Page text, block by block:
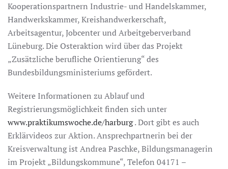
Kooperationspartnern Industrie- und Handelskammer,
Handwerkskammer, Kreishandwerkerschaft,
Arbeitsagentur, Jobcenter und Arbeitgeberverband
Lüneburg. Die Osteraktion wird über das Projekt
„Zusätzliche berufliche Orientierung“ des
Bundesbildungsministeriums gefördert.
Weitere Informationen zu Ablauf und
Registrierungsmöglichkeit finden sich unter
www.praktikumswoche.de/harburg. Dort gibt es auch
Erklärvideos zur Aktion. Ansprechpartnerin bei der
Kreisverwaltung ist Andrea Paschke, Bildungsmanagerin
im Projekt „Bildungskommune“, Telefon 04171 –